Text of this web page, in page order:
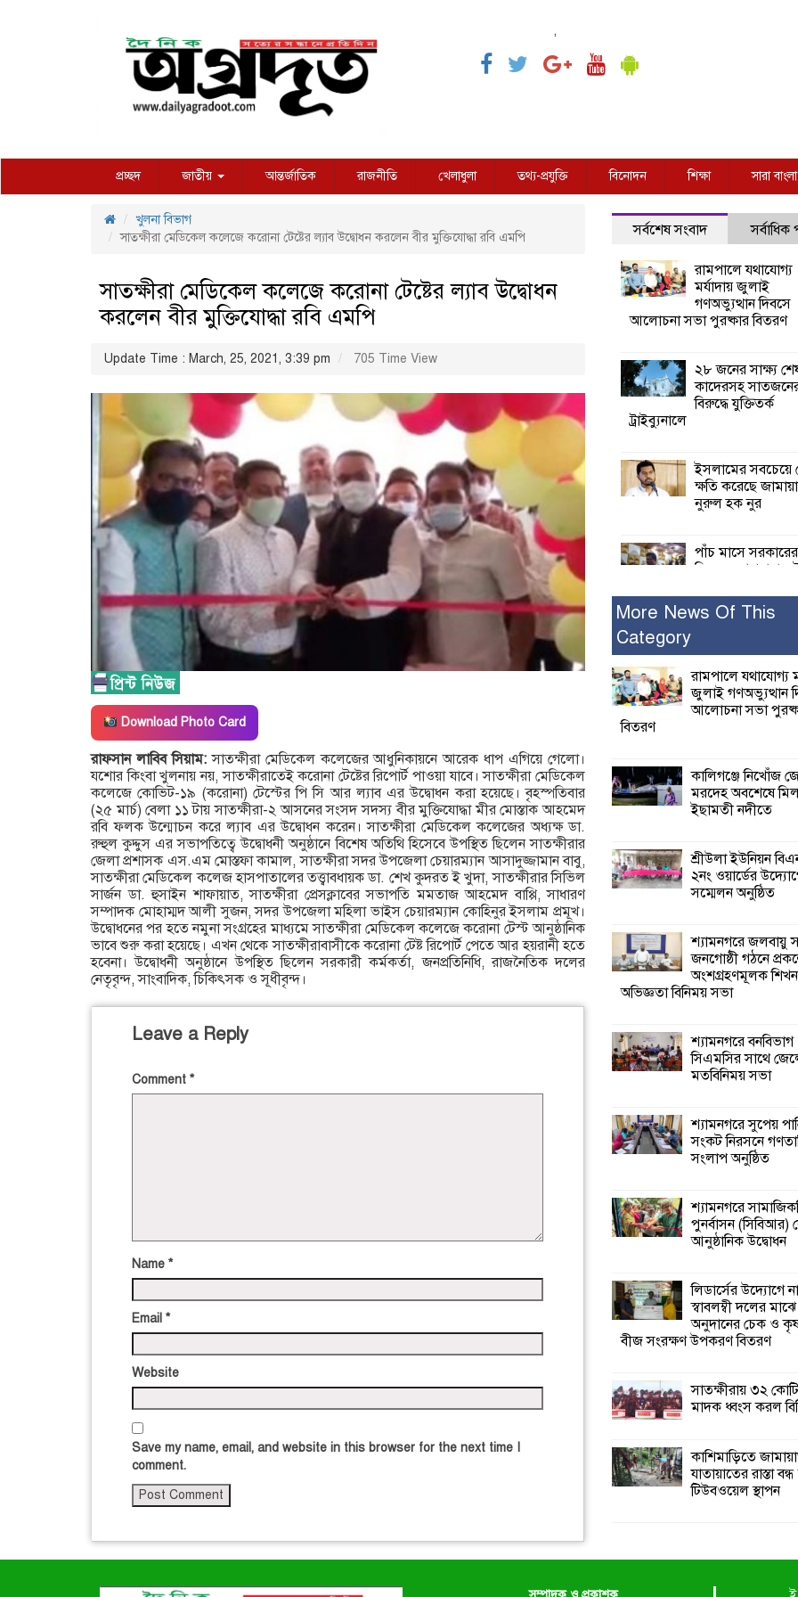
,
প্রচ্ছদ জাতীয় আন্তর্জাতিক রাজনীতি খেলাধুলা তথ্য-প্রযুক্তি বিনোদন শিক্ষা সারা বাংলা
খুলনা বিভাগ
সাতক্ষীরা মেডিকেল কলেজে করোনা টেষ্টের ল্যাব উদ্বোধন করলেন বীর মুক্তিযোদ্ধা রবি এমপি
সাতক্ষীরা মেডিকেল কলেজে করোনা টেষ্টের ল্যাব উদ্বোধন
করলেন বীর মুক্তিযোদ্ধা রবি এমপি
Update Time : March, 25, 2021, 3:39 pm 705 Time View
Download Photo Card
রাফসান লাবিব সিয়াম:সাতক্ষীরা মেডিকেল কলেজের আধুনিকায়নে আরেক ধাপ এগিয়ে গেলো।
যশোর কিংবা খুলনায় নয়, সাতক্ষীরাতেই করোনা টেষ্টের রিপোর্ট পাওয়া যাবে। সাতক্ষীরা মেডিকেল
কলেজে কোভিট-১৯ (করোনা) টেস্টের পি সি আর ল্যাব এর উদ্বোধন করা হয়েছে। বৃহস্পতিবার
(২৫ মার্চ) বেলা ১১ টায় সাতক্ষীরা-২ আসনের সংসদ সদস্য বীর মুক্তিযোদ্ধা মীর মোস্তাক আহমেদ
রবি ফলক উন্মোচন করে ল্যাব এর উদ্বোধন করেন। সাতক্ষীরা মেডিকেল কলেজের অধ্যক্ষ ডা.
রুহুল কুদ্দুস এর সভাপতিত্বে উদ্বোধনী অনুষ্ঠানে বিশেষ অতিথি হিসেবে উপস্থিত ছিলেন সাতক্ষীরার
জেলা প্রশাসক এস.এম মোস্তফা কামাল, সাতক্ষীরা সদর উপজেলা চেয়ারম্যান আসাদুজ্জামান বাবু,
সাতক্ষীরা মেডিকেল কলেজ হাসপাতালের তত্ত্বাবধায়ক ডা. শেখ কুদরত ই খুদা, সাতক্ষীরার সিভিল
সার্জন ডা. হুসাইন শাফায়াত, সাতক্ষীরা প্রেসক্লাবের সভাপতি মমতাজ আহমেদ বাপ্পি, সাধারণ
সম্পাদক মোহাম্মদ আলী সুজন, সদর উপজেলা মহিলা ভাইস চেয়ারম্যান কোহিনুর ইসলাম প্রমূখ।
উদ্বোধনের পর হতে নমুনা সংগ্রহের মাধ্যমে সাতক্ষীরা মেডিকেল কলেজে করোনা টেস্ট আনুষ্ঠানিক
ভাবে শুরু করা হয়েছে। এখন থেকে সাতক্ষীরাবাসীকে করোনা টেষ্ট রিপোর্ট পেতে আর হয়রানী হতে
হবেনা। উদ্বোধনী অনুষ্ঠানে উপস্থিত ছিলেন সরকারী কর্মকর্তা, জনপ্রতিনিধি, রাজনৈতিক দলের
নেতৃবৃন্দ, সাংবাদিক, চিকিৎসক ও সূধীবৃন্দ।
Leave a Reply
Comment *
Name *
Email *
Website
Save my name, email, and website in this browser for the next time I
comment.
সর্বশেষ সংবাদ সর্বাধিক
রামপালে যথাযোগ্য
মর্যাদায় জুলাই
গণঅভ্যুত্থান দিবসে
আলোচনা সভা পুরষ্কার বিতরণ
২৮ জনের সাক্ষ্য
কাদেরসহ
বিরুদ্ধে যুক্তিতর্ক
ট্রাইব্যুনালে
ইসলামের সবচেয়ে
ক্ষতি করেছে
নুরুল হক নুর
পাঁচ মাসে
দিচ্ছেন, আপনারা
করলেন না কেন: শহীদ জিসানের
ক্ষোভ
কালিগঞ্জে নিখোঁজ
মরদেহ অবশেষে
ইছামতী নদীতে
২নং ওয়ার্ডের
কর্মী সম্মেলন
সহনশীল জনগোষ্ঠী
প্রকল্পের
শিখন ও অভিজ্ঞতা বিনিময় সভা
শ্যামনগরে
সিএমসির সাথে
মতবিনিময় সভা
সংকট নিরসনে
সংলাপ অনুষ্ঠিত
সামাজিকভিত্তিক
(সিবিআর) কেন্দ্রের
আনুষ্ঠানিক উদ্বোধন
More News Of This
Category
রামপালে যথাযোগ্য
জুলাই গণঅভ্যুত্থান
আলোচনা সভা
বিতরণ
কালিগঞ্জে নিখোঁজ
মরদেহ অবশেষে
ইছামতী নদীতে
শ্রীউলা ইউনিয়ন
২নং ওয়ার্ডের
সম্মেলন অনুষ্ঠিত
শ্যামনগরে জলবায়ু
জনগোষ্ঠী গঠনে
অংশগ্রহণমূলক
অভিজ্ঞতা বিনিময় সভা
শ্যামনগরে
সিএমসির সাথে
মতবিনিময় সভা
শ্যামনগরে সুপেয়
সংকট নিরসনে
সংলাপ অনুষ্ঠিত
শ্যামনগরে
পুনর্বাসন (সিবিআর)
আনুষ্ঠানিক উদ্বোধন
লিডার্সের উদ্যোগে
স্বাবলম্বী দলের মাঝে
অনুদানের চেক ও
বীজ সংরক্ষণ উপকরণ বিতরণ
সাতক্ষীরায় ৩২
মাদক ধ্বংস করল
কাশিমাড়িতে
যাতায়াতের রাস্তা
টিউবওয়েল স্থাপন